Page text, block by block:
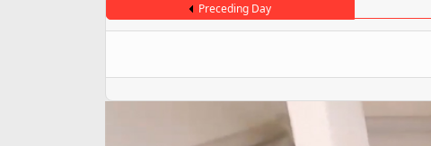
Preceding Day